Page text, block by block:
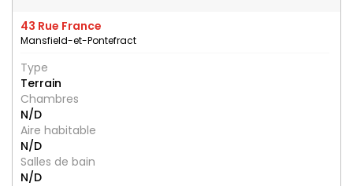
43 Rue France
Mansfield-et-Pontefract
Type
Terrain
Chambres
N/D
Aire habitable
N/D
Salles de bain
N/D